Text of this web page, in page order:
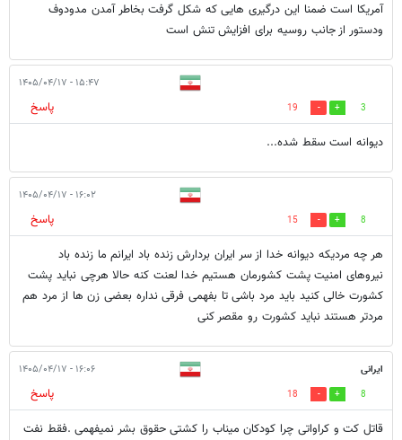
آمریکا است ضمنا این درگیری هایی که شکل گرفت بخاطر آمدن مدودوف
ودستور از جانب روسیه برای افزایش تنش است
۱۵:۴۷ - ۱۴۰۵/۰۴/۱۷
3
19
پاسخ
دیوانه است سقط شده...
۱۶:۰۲ - ۱۴۰۵/۰۴/۱۷
8
15
پاسخ
هر چه مردیکه دیوانه خدا از سر ایران بردارش زنده باد ایرانم ما زنده باد
نیروهای امنیت پشت کشورمان هستیم خدا لعنت کنه حالا هرچی نباید پشت
کشورت خالی کنید باید مرد باشی تا بفهمی فرقی نداره بعضی زن ها از مرد هم
مردتر هستند نباید کشورت رو مقصر کنی
ایرانی ۱۶:۰۶ - ۱۴۰۵/۰۴/۱۷
8
18
پاسخ
قاتل کت و کراواتی چرا کودکان میناب را کشتی حقوق بشر نمیفهمی .فقط نفت